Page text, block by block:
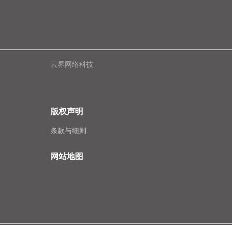
云界网络科技
版权声明
条款与细则
网站地图